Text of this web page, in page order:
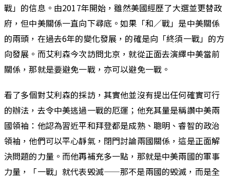
戰」的信息。由2017年開始，雖然美國經歷了大選並更替政
府，但中美關係一直向下尋底。如果「和／戰」是中美關係
的兩頭，在過去6年的變化發展，的確是向「終須一戰」的方
向發展。而艾利森今次訪問北京，就從正面去演繹中美當前
關係，那就是要避免一戰，亦可以避免一戰。
看了多個對艾利森的採訪，其實他並沒有提出任何確實可行
的辦法，去令中美逃過一戰的厄運；他充其量是稱讚中美兩
國領袖：他認為習近平和拜登都是成熟、聰明、睿智的政治
領袖，他們可以平心靜氣，閉門討論兩國關係，這是正面解
決問題的力量。而他再補充多一點，那就是中美兩國的軍事
力量，「一戰」就代表毁滅——那不是兩國的毁滅，而是全